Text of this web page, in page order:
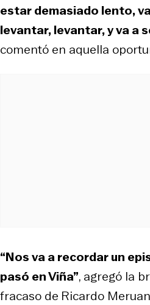
estar demasiado lento,
levantar, levantar, y va a
comentó en aquella
“Nos va a recordar un
pasó en Viña”, agregó la
fracaso de Ricardo